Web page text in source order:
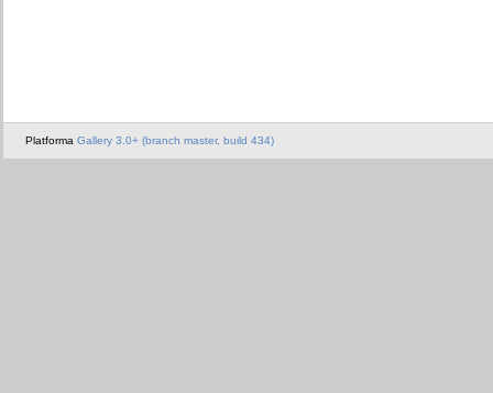
Platforma Gallery 3.0+ (branch master, build 434)